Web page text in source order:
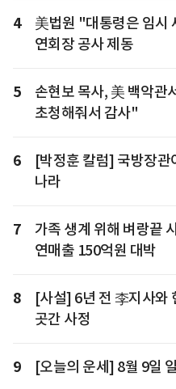
4
美법원 "대통령은 임시
연회장 공사 제동
5
손현보 목사, 美 백악관
초청해줘서 감사"
6
[박정훈 칼럼] 국방장관
나라
7
가족 생계 위해 벼랑끝
연매출 150억원 대박
8
[사설] 6년 전 李지사와
곳간 사정
9 [오늘의 운세] 8월 9일